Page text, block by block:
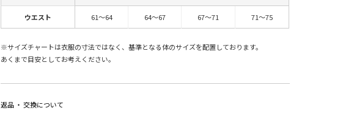
ウエスト 61～64 64～67 67～71 71～75
※サイズチャートは衣服の寸法ではなく、基準となる体のサイズを配置しております。
あくまで目安としてお考えください。
返品 ・ 交換について